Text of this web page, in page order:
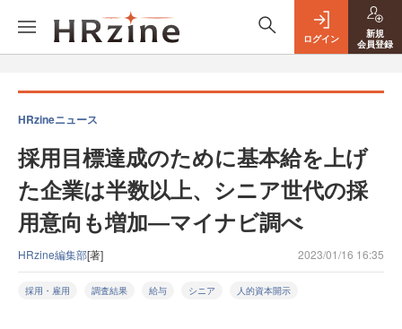
ログイン
新規
会員登録
HRzineニュース
採用目標達成のために基本給を上げ
た企業は半数以上、シニア世代の採
用意向も増加―マイナビ調べ
HRzine編集部[著] 2023/01/16 16:35
採用・雇用 調査結果 給与 シニア 人的資本開示